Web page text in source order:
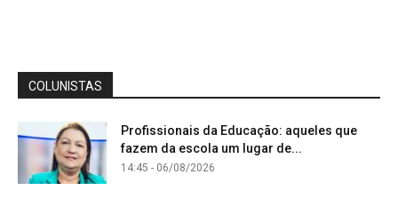
COLUNISTAS
Profissionais da Educação: aqueles que
fazem da escola um lugar de...
14:45 - 06/08/2026